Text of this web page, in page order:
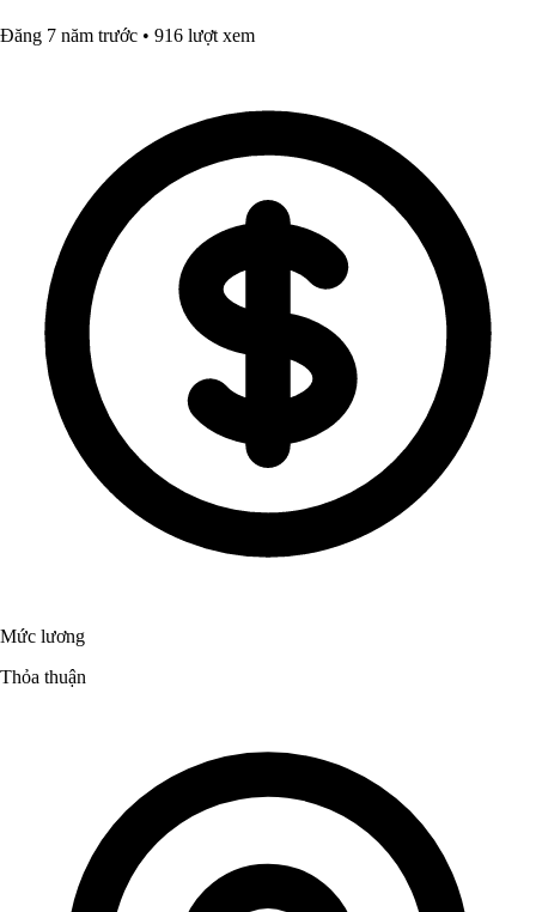
Đăng 7 năm trước • 916 lượt xem
Mức lương
Thỏa thuận